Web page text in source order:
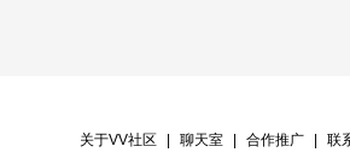
关于VV社区 聊天室 合作推广 联